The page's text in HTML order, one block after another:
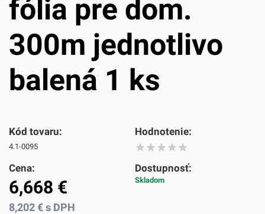
fólia pre dom.
300m jednotlivo
balená 1 ks
Kód tovaru:
4.1-0095
Hodnotenie:
Cena:
6,668 €
8,202€ s DPH
Dostupnosť:
Skladom